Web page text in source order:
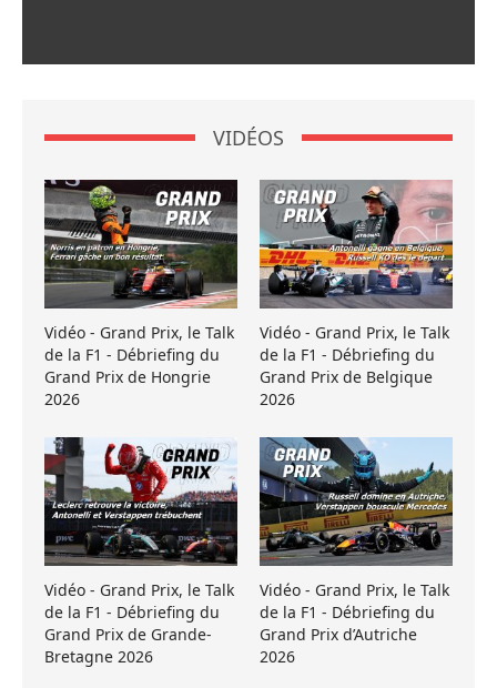
VIDÉOS
Vidéo - Grand Prix, le Talk
de la F1 - Débriefing du
Grand Prix de Hongrie
2026
Vidéo - Grand Prix, le Talk
de la F1 - Débriefing du
Grand Prix de Belgique
2026
Vidéo - Grand Prix, le Talk
de la F1 - Débriefing du
Grand Prix de Grande-
Bretagne 2026
Vidéo - Grand Prix, le Talk
de la F1 - Débriefing du
Grand Prix d’Autriche
2026